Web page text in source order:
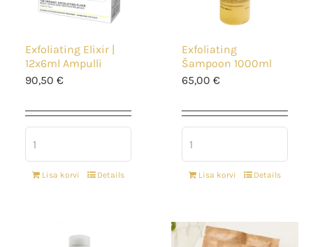
Exfoliating Elixir |
12x6ml Ampulli
90,50 €
Lisa korvi Details
Exfoliating
Šampoon 1000ml
65,00 €
Lisa korvi Details